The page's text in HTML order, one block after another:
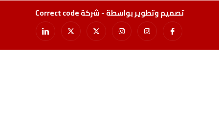
تصميم وتطوير بواسطة - شركة Correct code